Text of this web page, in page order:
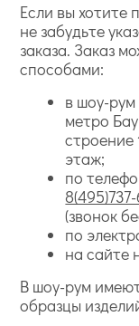
Если вы хотите
не забудьте
заказа. Заказ
способами:
в шоу-
метро
строение
этаж;
по
(звонок
по
на сайте
В шоу-рум
образцы